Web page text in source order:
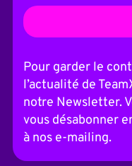
t
e
r
n
t
i
v
Pour garder le
l’actualité de
notre Newsletter.
vous désabonner
à nos e-mailing.